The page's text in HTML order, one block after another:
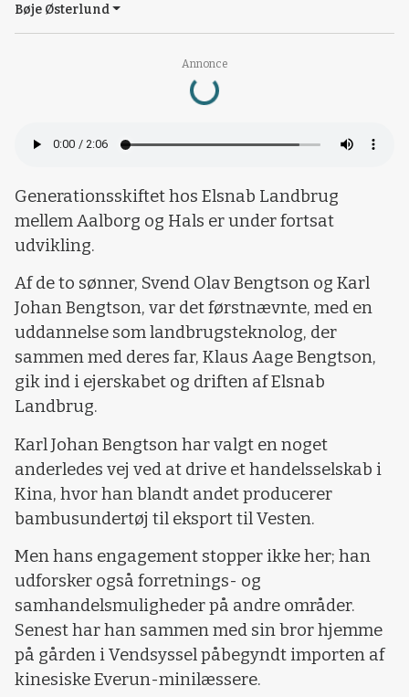
Annonce
Loading...
Bøje Østerlund
Generationsskiftet hos Elsnab Landbrug
mellem Aalborg og Hals er under fortsat
udvikling.
Af de to sønner, Svend Olav Bengtson og Karl
Johan Bengtson, var det førstnævnte, med en
uddannelse som landbrugsteknolog, der
sammen med deres far, Klaus Aage Bengtson,
gik ind i ejerskabet og driften af Elsnab
Landbrug.
Karl Johan Bengtson har valgt en noget
anderledes vej ved at drive et handelsselskab i
Kina, hvor han blandt andet producerer
bambusundertøj til eksport til Vesten.
Men hans engagement stopper ikke her; han
udforsker også forretnings- og
samhandelsmuligheder på andre områder.
Senest har han sammen med sin bror hjemme
på gården i Vendsyssel påbegyndt importen af
kinesiske Everun-minilæssere.